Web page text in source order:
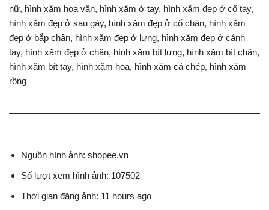
nữ, hình xăm hoa văn, hình xăm ở tay, hình xăm đẹp ở cổ tay,
hình xăm đẹp ở sau gáy, hình xăm đẹp ở cổ chân, hình xăm
đẹp ở bắp chân, hình xăm đẹp ở lưng, hình xăm đẹp ở cánh
tay, hình xăm đẹp ở chân, hình xăm bít lưng, hình xăm bít chân,
hình xăm bít tay, hình xăm hoa, hình xăm cá chép, hình xăm
rồng
Nguồn hình ảnh: shopee.vn
Số lượt xem hình ảnh: 107502
Thời gian đăng ảnh: 11 hours ago